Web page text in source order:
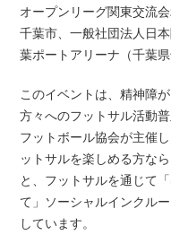
オープンリーグ関東交流
千葉市、一般社団法人日
葉ポートアリーナ（千葉
このイベントは、精神障
方々へのフットサル活動
フットボール協会が主催
ットサルを楽しめる方な
と、フットサルを通じて
て」ソーシャルインクル
しています。